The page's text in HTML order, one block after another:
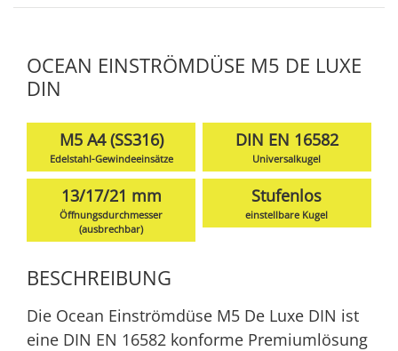
OCEAN EINSTRÖMDÜSE M5 DE LUXE
DIN
M5 A4 (SS316)
Edelstahl-Gewindeeinsätze
DIN EN 16582
Universalkugel
13/17/21 mm
Öffnungsdurchmesser
(ausbrechbar)
Stufenlos
einstellbare Kugel
BESCHREIBUNG
Die Ocean Einströmdüse M5 De Luxe DIN ist
eine DIN EN 16582 konforme Premiumlösung